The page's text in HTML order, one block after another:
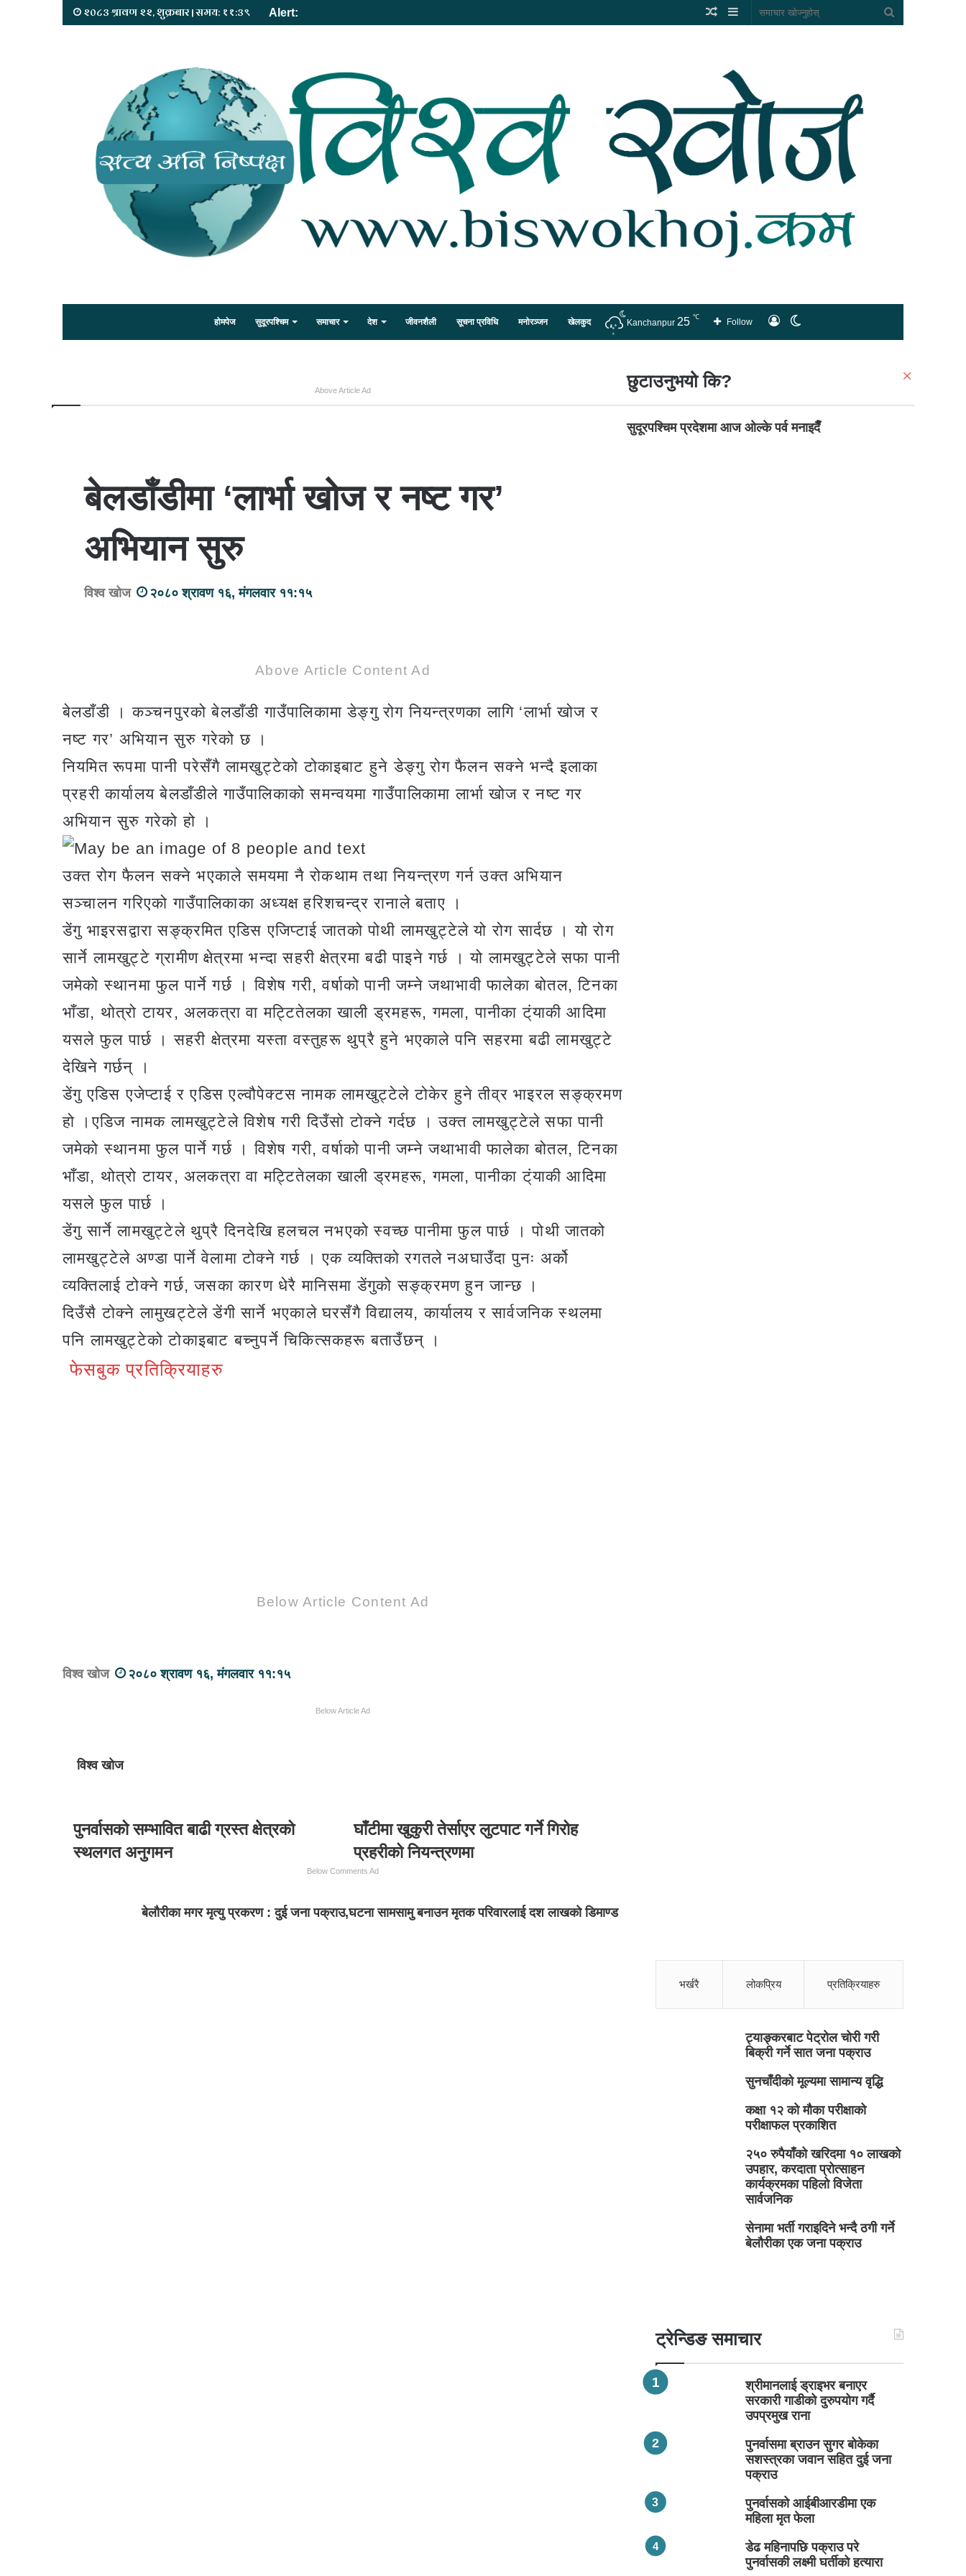
२०८३ श्रावण २२, शुक्रबार | समय: ११:३९ Alert: Sidebar
Random
होमपेज सुदूरपश्चिम समाचार देश जीवनशैली सूचना प्रविधि मनोरञ्जन खेलकुद लगइन
Follow
Kanchanpur 25 ℃
Above Article Ad
बेलडाँडीमा ‘लार्भा खोज र नष्ट गर’
अभियान सुरु
विश्व खोज २०८० श्रावण १६, मंगलवार ११:१५
Above Article Content Ad
बेलडाँडी । कञ्चनपुरको बेलडाँडी गाउँपालिकामा डेङ्गु रोग नियन्त्रणका लागि ‘लार्भा खोज र
नष्ट गर’ अभियान सुरु गरेको छ ।
नियमित रूपमा पानी परेसँगै लामखुट्टेको टोकाइबाट हुने डेङ्गु रोग फैलन सक्ने भन्दै इलाका
प्रहरी कार्यालय बेलडाँडीले गाउँपालिकाको समन्वयमा गाउँपालिकामा लार्भा खोज र नष्ट गर
अभियान सुरु गरेको हो ।
उक्त रोग फैलन सक्ने भएकाले समयमा नै रोकथाम तथा नियन्त्रण गर्न उक्त अभियान
सञ्चालन गरिएको गाउँपालिकाका अध्यक्ष हरिशचन्द्र रानाले बताए ।
डेंगु भाइरसद्वारा सङ्क्रमित एडिस एजिप्टाई जातको पोथी लामखुट्टेले यो रोग सार्दछ । यो रोग
सार्ने लामखुट्टे ग्रामीण क्षेत्रमा भन्दा सहरी क्षेत्रमा बढी पाइने गर्छ । यो लामखुट्टेले सफा पानी
जमेको स्थानमा फुल पार्ने गर्छ । विशेष गरी, वर्षाको पानी जम्ने जथाभावी फालेका बोतल, टिनका
भाँडा, थोत्रो टायर, अलकत्रा वा मट्टितेलका खाली ड्रमहरू, गमला, पानीका ट्ंयाकी आदिमा
यसले फुल पार्छ । सहरी क्षेत्रमा यस्ता वस्तुहरू थुप्रै हुने भएकाले पनि सहरमा बढी लामखुट्टे
देखिने गर्छन् ।
डेंगु एडिस एजेप्टाई र एडिस एल्वौपेक्टस नामक लामखुट्टेले टोकेर हुने तीव्र भाइरल सङ्क्रमण
हो ।एडिज नामक लामखुट्टेले विशेष गरी दिउँसो टोक्ने गर्दछ । उक्त लामखुट्टेले सफा पानी
जमेको स्थानमा फुल पार्ने गर्छ । विशेष गरी, वर्षाको पानी जम्ने जथाभावी फालेका बोतल, टिनका
भाँडा, थोत्रो टायर, अलकत्रा वा मट्टितेलका खाली ड्रमहरू, गमला, पानीका ट्ंयाकी आदिमा
यसले फुल पार्छ ।
डेंगु सार्ने लामखुट्टेले थुप्रै दिनदेखि हलचल नभएको स्वच्छ पानीमा फुल पार्छ । पोथी जातको
लामखुट्टेले अण्डा पार्ने वेलामा टोक्ने गर्छ । एक व्यक्तिको रगतले नअघाउँदा पुनः अर्को
व्यक्तिलाई टोक्ने गर्छ, जसका कारण धेरै मानिसमा डेंगुको सङ्क्रमण हुन जान्छ ।
दिउँसै टोक्ने लामुखट्टेले डेंगी सार्ने भएकाले घरसँगै विद्यालय, कार्यालय र सार्वजनिक स्थलमा
पनि लामखुट्टेको टोकाइबाट बच्नुपर्ने चिकित्सकहरू बताउँछन् ।
फेसबुक प्रतिक्रियाहरु
Below Article Content Ad
विश्व खोज २०८० श्रावण १६, मंगलवार ११:१५
Below Article Ad
विश्व खोज
पुनर्वासको सम्भावित बाढी ग्रस्त क्षेत्रको
स्थलगत अनुगमन
घाँटीमा खुकुरी तेर्साएर लुटपाट गर्ने गिरोह
प्रहरीको नियन्त्रणमा
Below Comments Ad
छुटाउनुभयो कि?
o
सुदूरपश्चिम प्रदेशमा आज ओल्के पर्व मनाइदैँ
बेलौरीका मगर मृत्यु प्रकरण : दुई जना पक्राउ,घटना सामसामु बनाउन मृतक परिवारलाई दश लाखको डिमाण्ड
भर्खरै लोकप्रिय प्रतिक्रियाहरु
ट्याङ्करबाट पेट्रोल चोरी गरी
बिक्री गर्ने सात जना पक्राउ
सुनचाँदीको मूल्यमा सामान्य वृद्धि
कक्षा १२ को मौका परीक्षाको
परीक्षाफल प्रकाशित
२५० रुपैयाँको खरिदमा १० लाखको
उपहार, करदाता प्रोत्साहन
कार्यक्रमका पहिलो विजेता
सार्वजनिक
सेनामा भर्ती गराइदिने भन्दै ठगी गर्ने
बेलौरीका एक जना पक्राउ
ट्रेन्डिङ समाचार
श्रीमानलाई ड्राइभर बनाएर
सरकारी गाडीको दुरुपयोग गर्दै
उपप्रमुख राना
पुनर्वासमा ब्राउन सुगर बोकेका
सशस्त्रका जवान सहित दुई जना
पक्राउ
पुनर्वासको आईबीआरडीमा एक
महिला मृत फेला
डेढ महिनापछि पक्राउ परे
पुनर्वासकी लक्ष्मी घर्तीको हत्यारा